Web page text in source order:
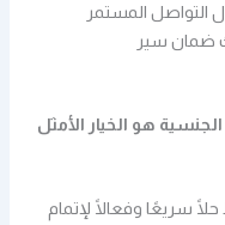
التواصل المستمر
ضمان سير
هو الخيار الأمثل
سريعًا وفعالًا لإتمام